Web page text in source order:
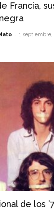
Francia,
- 1 septiembre,
de los